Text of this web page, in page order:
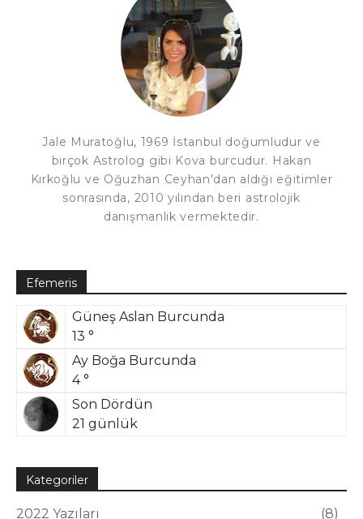
Jale Muratoğlu, 1969 İstanbul doğumludur ve
birçok Astrolog gibi Kova burcudur. Hakan
Kırkoğlu ve Oğuzhan Ceyhan'dan aldığı eğitimler
sonrasında, 2010 yılından beri astrolojik
danışmanlık vermektedir.
Efemeris
Güneş Aslan Burcunda
13 °
Ay Boğa Burcunda
4 °
Son Dördün
21 günlük
Kategoriler
2022 Yazıları 8